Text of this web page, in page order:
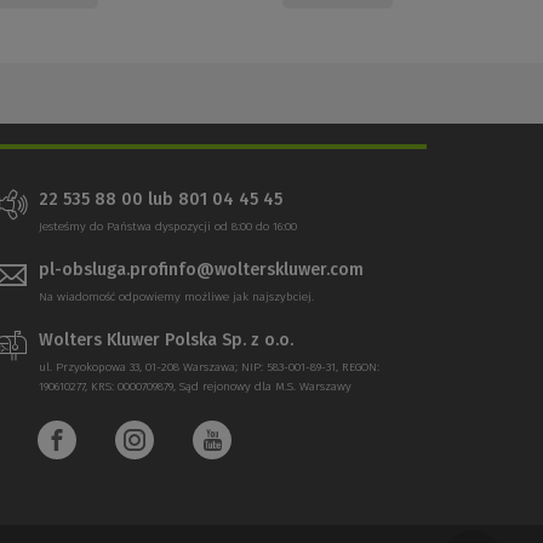
22 535 88 00 lub 801 04 45 45
Jesteśmy do Państwa dyspozycji od 8:00 do 16:00
pl-obsluga.profinfo@wolterskluwer.com
Na wiadomość odpowiemy możliwe jak najszybciej.
Wolters Kluwer Polska Sp. z o.o.
ul. Przyokopowa 33, 01-208 Warszawa; NIP: 583-001-89-31, REGON:
190610277, KRS: 0000709879, Sąd rejonowy dla M.S. Warszawy